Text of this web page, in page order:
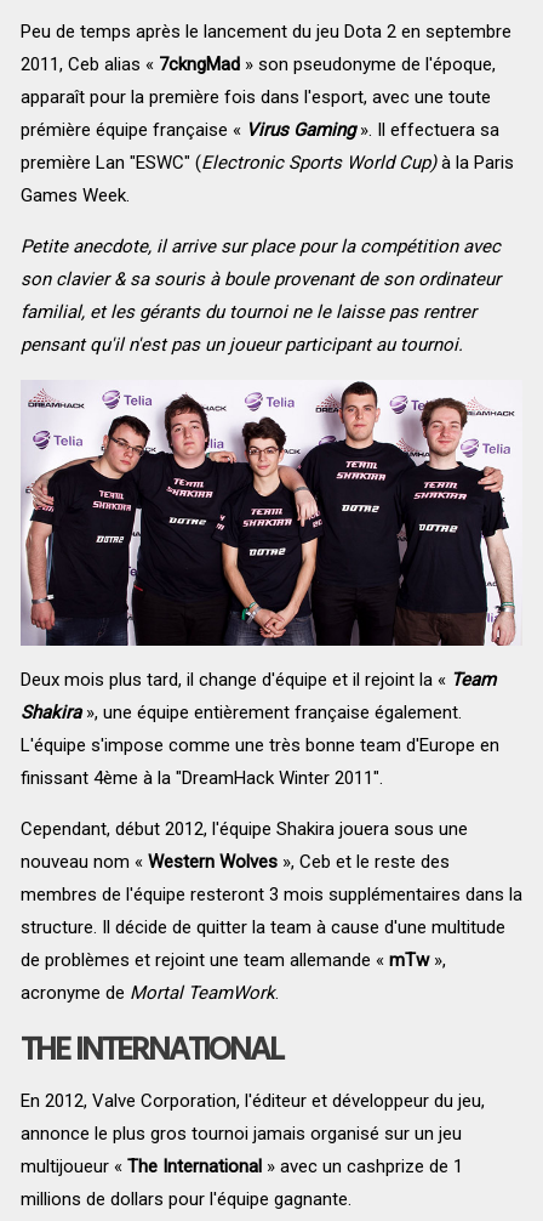
Peu de temps après le lancement du jeu Dota 2 en septembre
2011, Ceb alias « 7ckngMad » son pseudonyme de l'époque,
apparaît pour la première fois dans l'esport, avec une toute
prémière équipe française « Virus Gaming ». Il effectuera sa
première Lan "ESWC" (Electronic Sports World Cup)à la Paris
Games Week.
Petite anecdote, il arrive sur place pour la compétition avec
son clavier & sa souris à boule provenant de son ordinateur
familial, et les gérants du tournoi ne le laisse pas rentrer
pensant qu'il n'est pas un joueur participant au tournoi.
Deux mois plus tard, il change d'équipe et il rejoint la « Team
Shakira», une équipe entièrement française également.
L'équipe s'impose comme une très bonne team d'Europe en
finissant 4ème à la "DreamHack Winter 2011".
Cependant, début 2012, l'équipe Shakira jouera sous une
nouveau nom « Western Wolves », Ceb et le reste des
membres de l'équipe resteront 3 mois supplémentaires dans la
structure. Il décide de quitter la team à cause d'une multitude
de problèmes et rejoint une team allemande « mTw »,
acronyme de Mortal TeamWork.
THE INTERNATIONAL
En 2012, Valve Corporation, l'éditeur et développeur du jeu,
annonce le plus gros tournoi jamais organisé sur un jeu
multijoueur « The International » avec un cashprize de 1
millions de dollars pour l'équipe gagnante.